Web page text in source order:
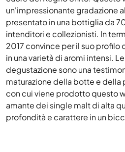
un'impressionante gradazione
presentato in una bottiglia da
intenditori e collezionisti. In
2017 convince per il suo profilo
in una varietà di aromi intensi.
degustazione sono una
maturazione della botte e della
con cui viene prodotto questo
amante dei single malt di alta
profondità e carattere in un